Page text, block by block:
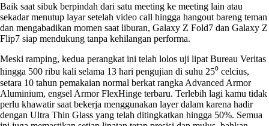
Baik saat sibuk berpindah dari satu meeting ke meeting lain atau
sekadar menutup layar setelah video call hingga hangout bareng teman
dan mengabadikan momen saat liburan, Galaxy Z Fold7 dan Galaxy Z
Flip7 siap mendukung tanpa kehilangan performa.
Meski ramping, kedua perangkat ini telah lolos uji lipat Bureau Veritas
hingga 500 ribu kali selama 13 hari pengujian di suhu 25⁰ celcius,
setara 10 tahun pemakaian normal berkat rangka Advanced Armor
Aluminium, engsel Armor FlexHinge terbaru. Terlebih lagi kamu tidak
perlu khawatir saat bekerja menggunakan layer dalam karena hadir
dengan Ultra Thin Glass yang telah ditingkatkan hingga 50%. Semua